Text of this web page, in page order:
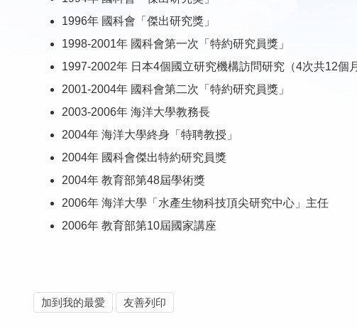
1996年 國科會「傑出研究獎」
1998-2001年 國科會第一次「特約研究員獎」
1997-2002年 日本4個國立研究機構訪問研究（4次共12個月
2001-2004年 國科會第二次「特約研究員獎」
2003-2006年 海洋大學教務長
2004年 海洋大學終身「特聘教授」
2004年 國科會傑出特約研究員獎
2004年 教育部第48屆學術獎
2006年 海洋大學「水產生物科技頂尖研究中心」主任
2006年 教育部第10屆國家講座
加到我的最愛 友善列印